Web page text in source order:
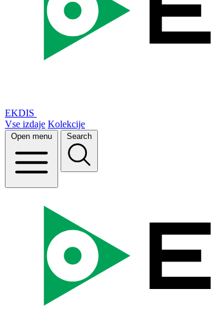
EKDIS
Vse izdaje Kolekcije
Open menu Search